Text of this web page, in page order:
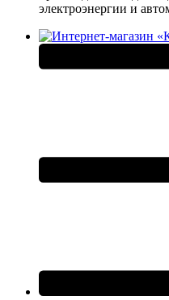
электроэнергии и